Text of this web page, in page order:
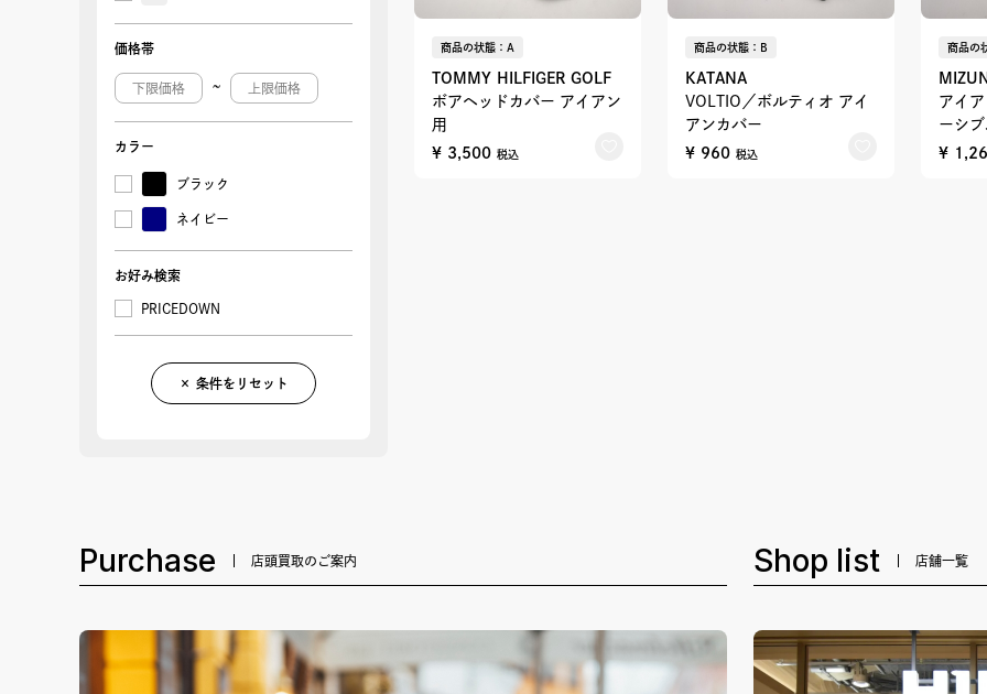
価格帯
~
カラー
ブラック
ネイビー
お好み検索
PRICEDOWN
× 条件をリセット
商品の状態：A
TOMMY HILFIGER GOLF
ボアヘッドカバー アイアン
用
¥ 3,500 税込
商品の状態：B
KATANA
VOLTIO／ボルティオ アイ
アンカバー
¥ 960 税込
商品の
アイ
ーシ
¥
Purchase 店頭買取のご案内 Shop list 店舗一覧